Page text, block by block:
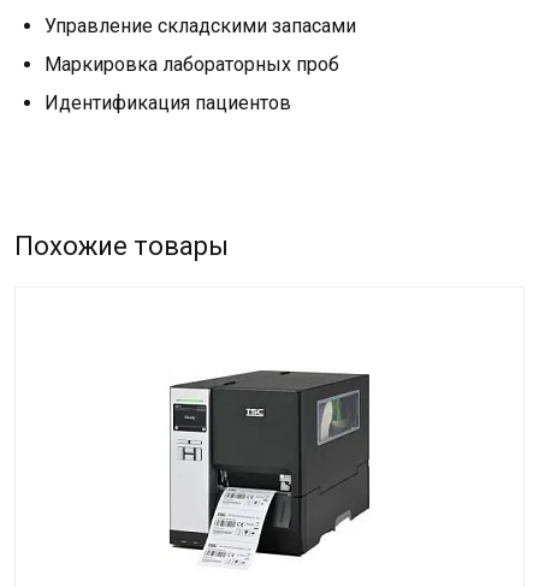
Управление складскими запасами
Маркировка лабораторных проб
Идентификация пациентов
Похожие товары